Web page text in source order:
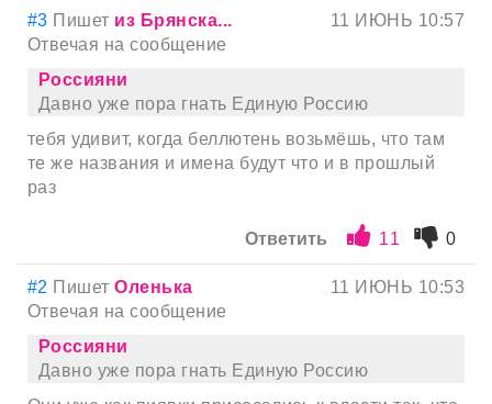
#3 Пишет из Брянска...
11 ИЮНЬ 10:57
Отвечая на сообщение
Россияни
Давно уже пора гнать Единую Россию
тебя удивит, когда беллютень возьмёшь, что там
те же названия и имена будут что и в прошлый
раз
Ответить 11 0
#2 ПишетОленька
11 ИЮНЬ 10:53
Отвечая на сообщение
Россияни
Давно уже пора гнать Единую Россию